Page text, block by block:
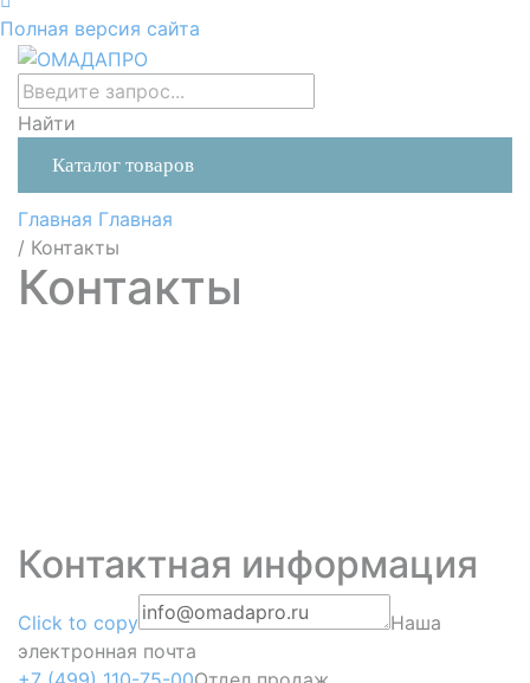
Полная версия сайта
Найти
Каталог товаров
Главная Главная
/ Контакты
Контакты
Контактная информация
Click to copy
Наша
электронная почта